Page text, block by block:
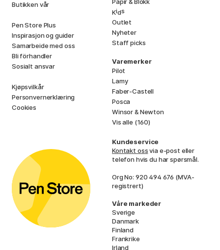
Butikken vår
Pen Store Plus
Inspirasjon og guider
Samarbeide med oss
Bli förhandler
Sosialt ansvar
Kjøpsvilkår
Personvernerklæring
Cookies
Kids
Outlet
Nyheter
Staff picks
Varemerker
Pilot
Lamy
Faber-Castell
Posca
Winsor & Newton
Vis alle (160)
Kundeservice
Kontakt ossvia e-post eller
telefon hvis du har spørsmål.
Org No: 920 494 676 (MVA-
registrert)
Våre markeder
Sverige
Danmark
Finland
Frankrike
Irland